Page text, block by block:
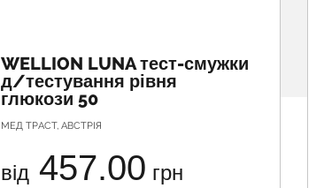
WELLION LUNA тест-смужки
д/тестування рівня
глюкози 50
МЕД ТРАСТ, АВСТРІЯ
від 457.00 грн